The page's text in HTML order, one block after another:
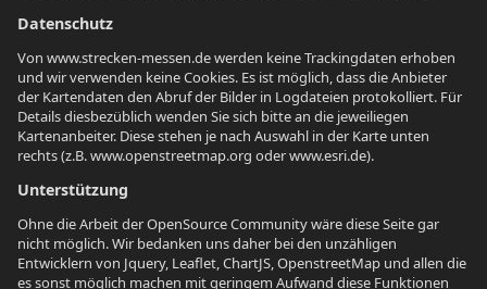
Datenschutz
Von www.strecken-messen.de werden keine Trackingdaten erhoben
und wir verwenden keine Cookies. Es ist möglich, dass die Anbieter
der Kartendaten den Abruf der Bilder in Logdateien protokolliert. Für
Details diesbezüblich wenden Sie sich bitte an die jeweiliegen
Kartenanbeiter. Diese stehen je nach Auswahl in der Karte unten
rechts (z.B. www.openstreetmap.org oder www.esri.de).
Unterstützung
Ohne die Arbeit der OpenSource Community wäre diese Seite gar
nicht möglich. Wir bedanken uns daher bei den unzähligen
Entwicklern von Jquery, Leaflet, ChartJS, OpenstreetMap und allen die
es sonst möglich machen mit geringem Aufwand diese Funktionen